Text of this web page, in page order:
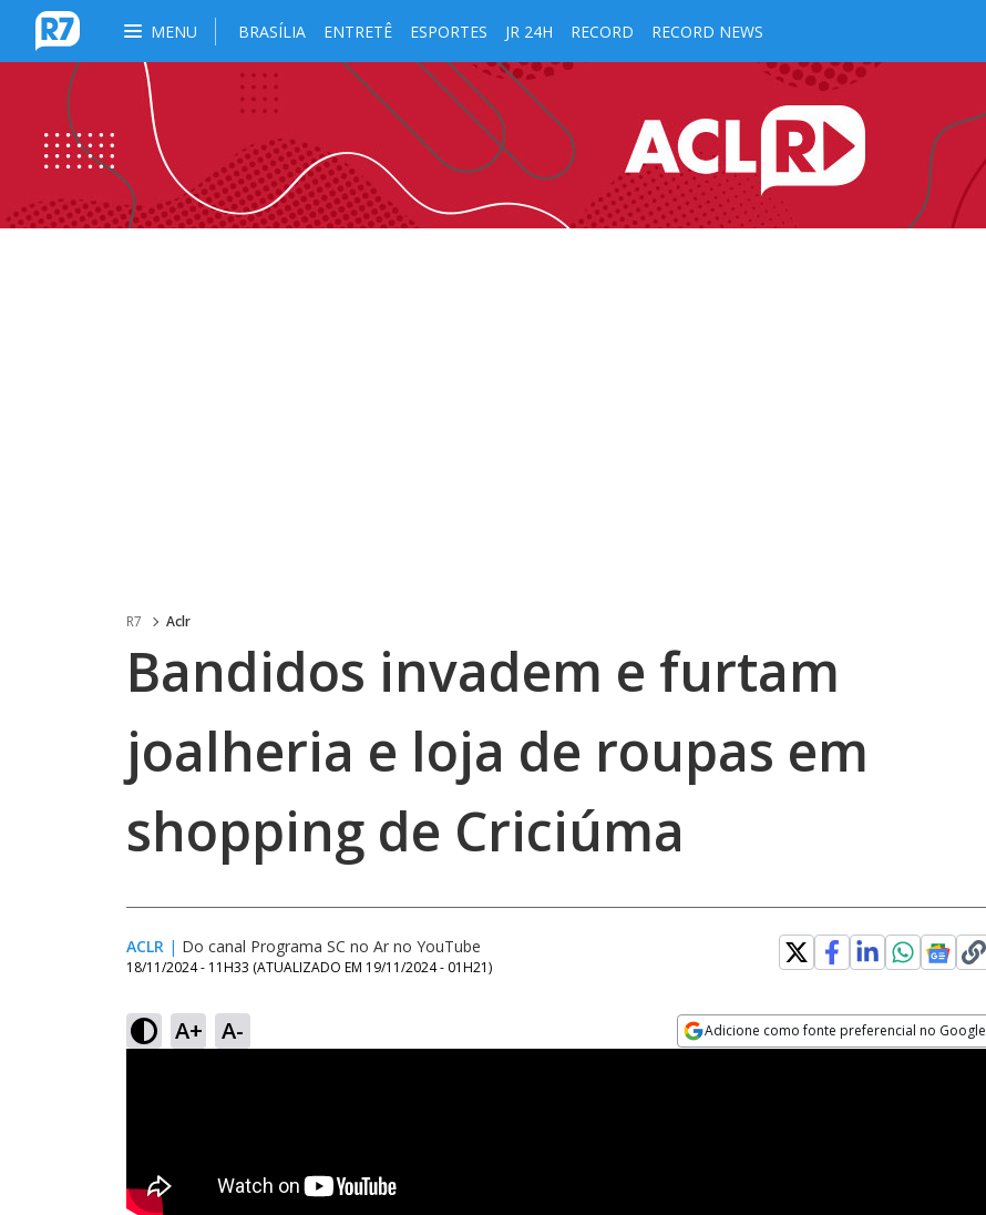
MENU BRASÍLIA ENTRETÊ ESPORTES JR 24H RECORD RECORD NEWS
R7 Aclr
Bandidos invadem e furtam
joalheria e loja de roupas em
shopping de Criciúma
ACLR | Do canal Programa SC no Ar no YouTube
18/11/2024 - 11H33 (ATUALIZADO EM 19/11/2024 - 01H21)
A+ A- Adicione como fonte preferencial no Google